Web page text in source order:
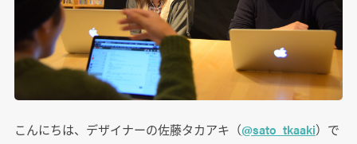
こんにちは、デザイナーの佐藤タカアキ（@sato_tkaaki）で